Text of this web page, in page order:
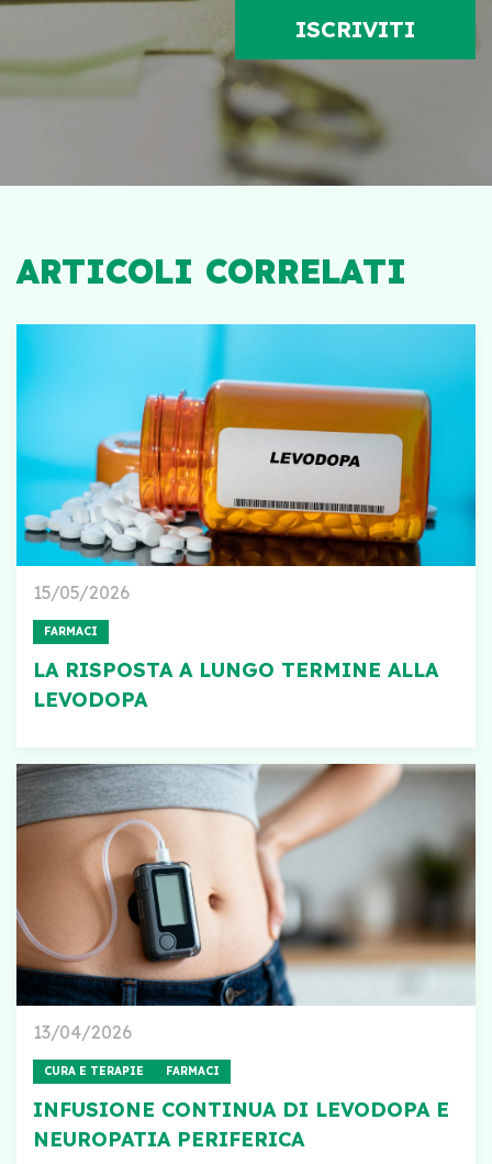
ARTICOLI CORRELATI
15/05/2026
FARMACI
LA RISPOSTA A LUNGO TERMINE ALLA
LEVODOPA
13/04/2026
CURA E TERAPIE FARMACI
INFUSIONE CONTINUA DI LEVODOPA E
NEUROPATIA PERIFERICA